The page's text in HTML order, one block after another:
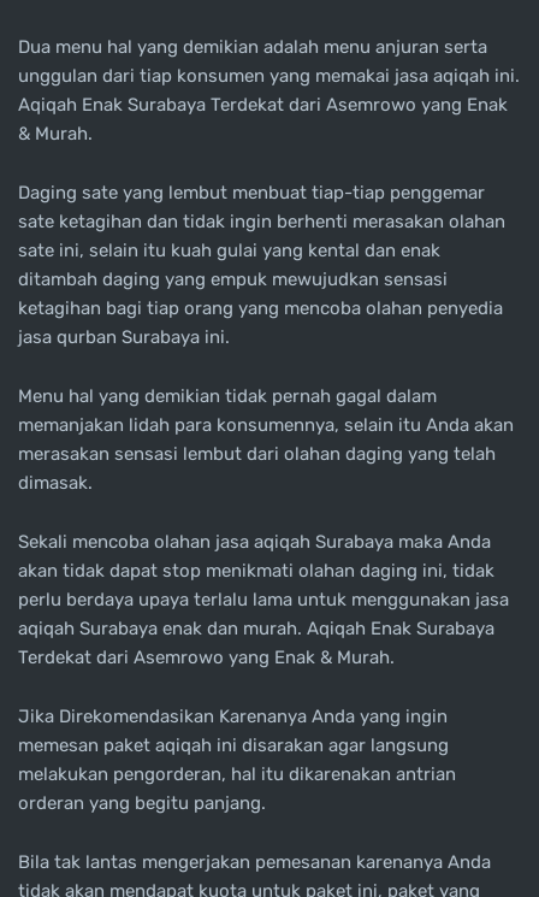
Dua menu hal yang demikian adalah menu anjuran serta
unggulan dari tiap konsumen yang memakai jasa aqiqah ini.
Aqiqah Enak Surabaya Terdekat dari Asemrowo yang Enak
& Murah.
Daging sate yang lembut menbuat tiap-tiap penggemar
sate ketagihan dan tidak ingin berhenti merasakan olahan
sate ini, selain itu kuah gulai yang kental dan enak
ditambah daging yang empuk mewujudkan sensasi
ketagihan bagi tiap orang yang mencoba olahan penyedia
jasa qurban Surabaya ini.
Menu hal yang demikian tidak pernah gagal dalam
memanjakan lidah para konsumennya, selain itu Anda akan
merasakan sensasi lembut dari olahan daging yang telah
dimasak.
Sekali mencoba olahan jasa aqiqah Surabaya maka Anda
akan tidak dapat stop menikmati olahan daging ini, tidak
perlu berdaya upaya terlalu lama untuk menggunakan jasa
aqiqah Surabaya enak dan murah. Aqiqah Enak Surabaya
Terdekat dari Asemrowo yang Enak & Murah.
Jika Direkomendasikan Karenanya Anda yang ingin
memesan paket aqiqah ini disarakan agar langsung
melakukan pengorderan, hal itu dikarenakan antrian
orderan yang begitu panjang.
Bila tak lantas mengerjakan pemesanan karenanya Anda
tidak akan mendapat kuota untuk paket ini, paket yang